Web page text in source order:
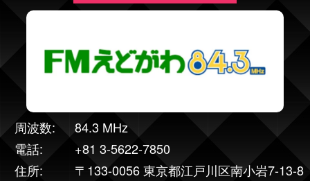
周波数:
84.3 MHz
電話:
+81 3-5622-7850
住所:
〒133-0056 東京都江戸川区南小岩7-13-8